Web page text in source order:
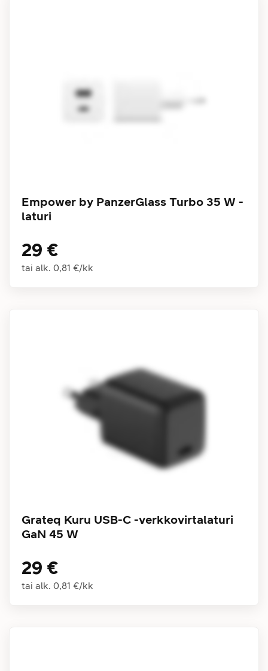
Empower by PanzerGlass Turbo 35 W -
laturi
29 €
tai alk. 0,81 €/kk
Grateq Kuru USB-C -verkkovirtalaturi
GaN 45 W
29 €
tai alk. 0,81 €/kk